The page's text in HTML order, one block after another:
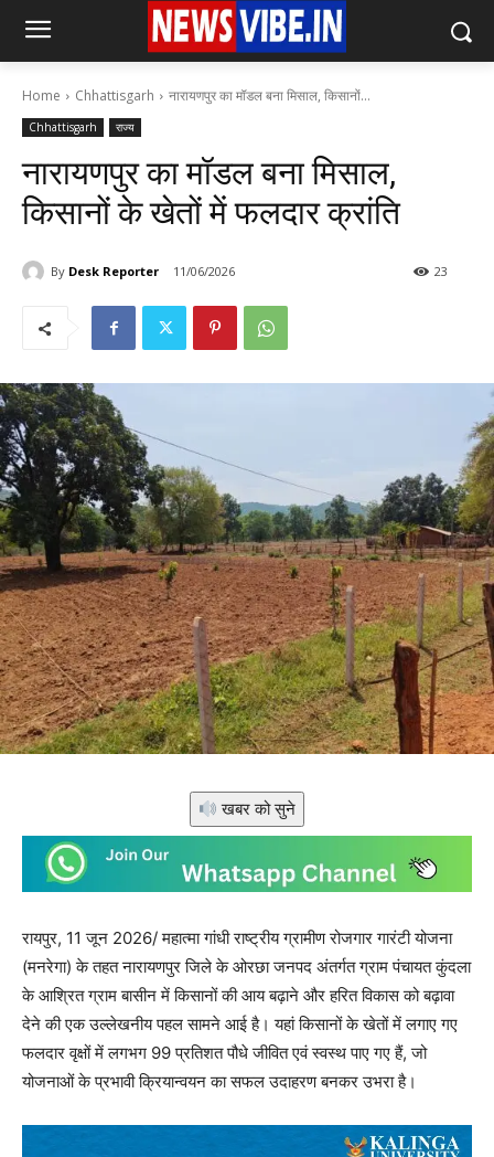
Home Chhattisgarh नारायणपुर का मॉडल बना मिसाल, किसानों...
Chhattisgarh राज्य
नारायणपुर का मॉडल बना मिसाल,
किसानों के खेतों में फलदार क्रांति
By Desk Reporter 11/06/2026 23
खबर को सुने
रायपुर, 11 जून 2026/ महात्मा गांधी राष्ट्रीय ग्रामीण रोजगार गारंटी योजना
(मनरेगा) के तहत नारायणपुर जिले के ओरछा जनपद अंतर्गत ग्राम पंचायत कुंदला
के आश्रित ग्राम बासीन में किसानों की आय बढ़ाने और हरित विकास को बढ़ावा
देने की एक उल्लेखनीय पहल सामने आई है। यहां किसानों के खेतों में लगाए गए
फलदार वृक्षों में लगभग 99 प्रतिशत पौधे जीवित एवं स्वस्थ पाए गए हैं, जो
योजनाओं के प्रभावी क्रियान्वयन का सफल उदाहरण बनकर उभरा है।